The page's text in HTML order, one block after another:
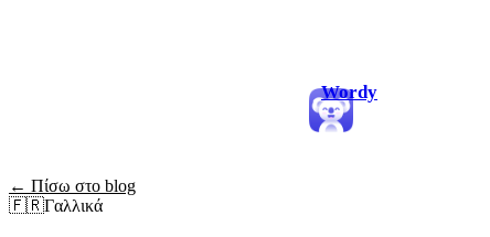
Wordy
← Πίσω στο blog
🇫🇷Γαλλικά